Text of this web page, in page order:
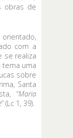
obras de
com a
se realiza
tema uma
sobre
Santa
“Maria
” (Lc 1, 39).